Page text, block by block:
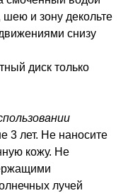
шею и зону декольте
снизу
диск только
3 лет. Не наносите
кожу. Не
лучей